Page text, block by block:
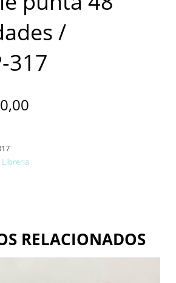
/
317
Libreria
RELACIONADOS